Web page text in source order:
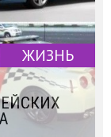
ЖИЗНЬ